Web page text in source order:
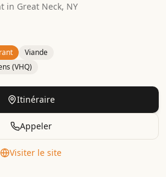
in Great Neck, NY
Viande
(VHQ)
Category:
Itinéraire
Appeler
Visiter le site